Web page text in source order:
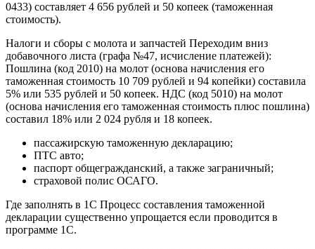
0433) составляет 4 656 рублей и 50 копеек (таможенная
стоимость).
Налоги и сборы с молота и запчастей Переходим вниз
добавочного листа (графа №47, исчисление платежей):
Пошлина (код 2010) на молот (основа начисления его
таможенная стоимость 10 709 рублей и 94 копейки) составила
5% или 535 рублей и 50 копеек. НДС (код 5010) на молот
(основа начисления его таможенная стоимость плюс пошлина)
составил 18% или 2 024 рубля и 18 копеек.
пассажирскую таможенную декларацию;
ПТС авто;
паспорт общегражданский, а также заграничный;
страховой полис ОСАГО.
Где заполнять в 1С Процесс составления таможенной
декларации существенно упрощается если проводится в
программе 1С.